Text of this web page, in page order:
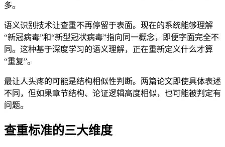
多。
语义识别技术让查重不再停留于表面。现在的系统能够理解
“新冠病毒”和“新型冠状病毒”指向同一概念，即便字面完全不
同。这种基于深度学习的语义理解，正在重新定义什么才算
“重复”。
最让人头疼的可能是结构相似性判断。两篇论文即使具体表述
不同，但如果章节结构、论证逻辑高度相似，也可能被判定有
问题。
查重标准的三大维度